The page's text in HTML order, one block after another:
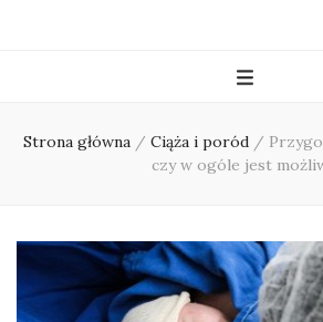
Strona główna / Ciąża i poród /
czy w ogóle jest